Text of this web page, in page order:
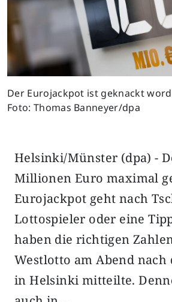
Der Eurojackpot ist geknackt
Foto: Thomas Banneyer/dpa
Helsinki/Münster (dpa) -
Millionen Euro maximal
Eurojackpot geht nach
Lottospieler oder eine
haben die richtigen
Westlotto am Abend nach
in Helsinki mitteilte.